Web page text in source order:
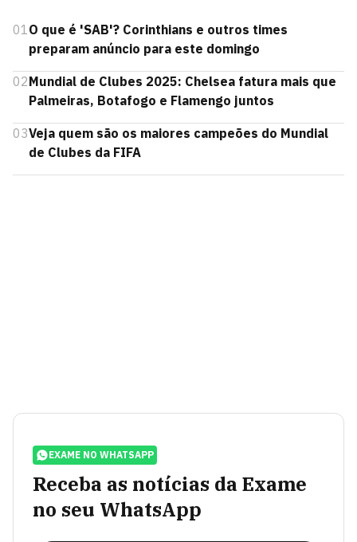
01O que é 'SAB'? Corinthians e outros times
preparam anúncio para este domingo
02Mundial de Clubes 2025: Chelsea fatura mais que
Palmeiras, Botafogo e Flamengo juntos
03Veja quem são os maiores campeões do Mundial
de Clubes da FIFA
EXAME NO WHATSAPP
Receba as notícias da Exame
no seu WhatsApp